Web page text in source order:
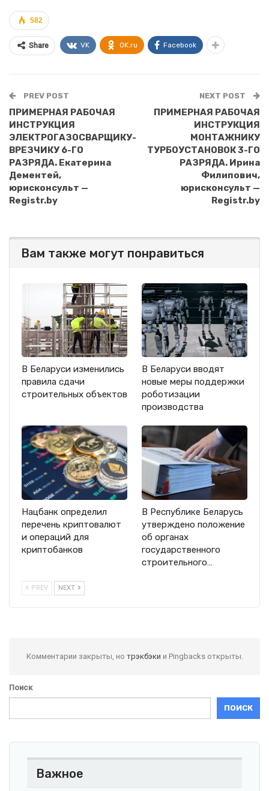
582
Share VK OK.ru Facebook
PREV POST
ПРИМЕРНАЯ РАБОЧАЯ
ИНСТРУКЦИЯ
ЭЛЕКТРОГАЗОСВАРЩИКУ-
ВРЕЗЧИКУ 6-ГО
РАЗРЯДА. Екатерина
Дементей,
юрисконсульт —
Registr.by
NEXT POST
ПРИМЕРНАЯ РАБОЧАЯ
ИНСТРУКЦИЯ
МОНТАЖНИКУ
ТУРБОУСТАНОВОК 3-ГО
РАЗРЯДА. Ирина
Филипович,
юрисконсульт —
Registr.by
Вам также могут понравиться
В Беларуси изменились
правила сдачи
строительных объектов
В Беларуси вводят
новые меры поддержки
роботизации
производства
Нацбанк определил
перечень криптовалют
и операций для
криптобанков
В Республике Беларусь
утверждено положение
об органах
государственного
строительного…
PREV NEXT
Комментарии закрыты, но трэкбэки и Pingbacks открыты.
Поиск
ПОИСК
Важное